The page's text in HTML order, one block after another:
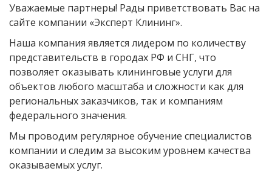
Уважаемые партнеры! Рады приветствовать Вас на
сайте компании «Эксперт Клининг».
Наша компания является лидером по количеству
представительств в городах РФ и СНГ, что
позволяет оказывать клининговые услуги для
объектов любого масштаба и сложности как для
региональных заказчиков, так и компаниям
федерального значения.
Мы проводим регулярное обучение специалистов
компании и следим за высоким уровнем качества
оказываемых услуг.